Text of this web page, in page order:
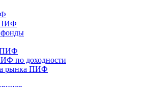
ПИФ
ПИФ
по доходности
рынка ПИФ